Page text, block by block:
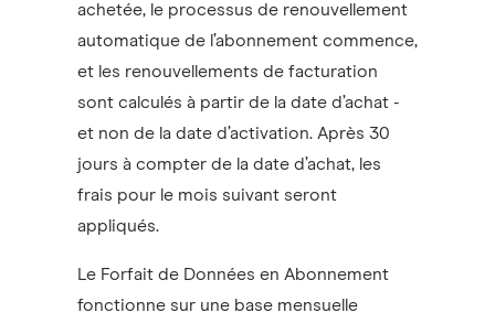
achetée, le processus de renouvellement
automatique de l’abonnement commence,
et les renouvellements de facturation
sont calculés à partir de la date d’achat -
et non de la date d’activation. Après 30
jours à compter de la date d’achat, les
frais pour le mois suivant seront
appliqués.
Le Forfait de Données en Abonnement
fonctionne sur une base mensuelle